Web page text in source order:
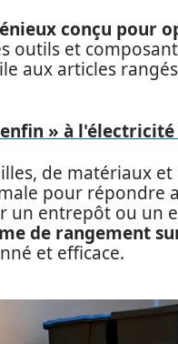
conçu pour
outils et
aux articles
» à
de matériaux et
pour répondre
un entrepôt ou un
de rangement
et efficace.